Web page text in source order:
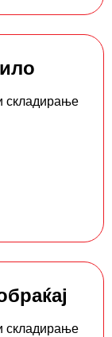
складирање
складирање